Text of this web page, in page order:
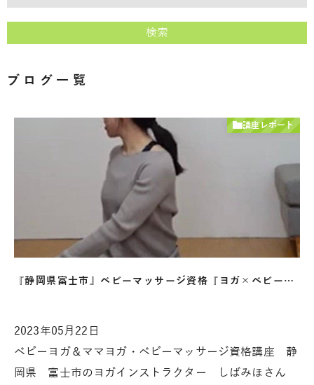
検索
ブログ一覧
講座レポート
『静岡県富士市』ベビーマッサージ資格『ヨガ×ベビー…
2023年05月22日
ベビーヨガ＆ママヨガ・ベビーマッサージ資格講座 静
岡県 富士市のヨガインストラクター しばみほさん